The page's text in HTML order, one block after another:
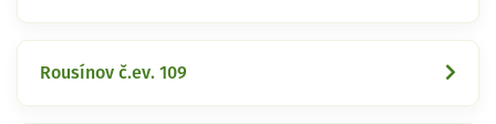
Rousínov č.ev. 109